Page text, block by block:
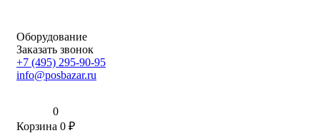
Оборудование
Заказать звонок
+7 (495) 295-90-95
info@posbazar.ru
0
Корзина 0 ₽